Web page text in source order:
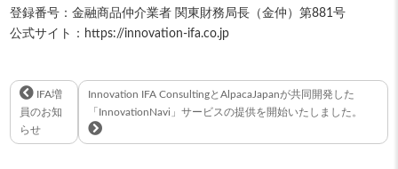
登録番号：金融商品仲介業者 関東財務局長（金仲）第881号
公式サイト：https://innovation-ifa.co.jp
IFA増
員のお知
らせ
Innovation IFA ConsultingとAlpacaJapanが共同開発した
「InnovationNavi」サービスの提供を開始いたしました。